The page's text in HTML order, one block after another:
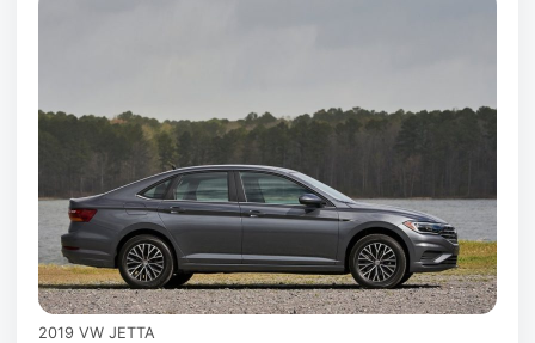
2019 VW JETTA